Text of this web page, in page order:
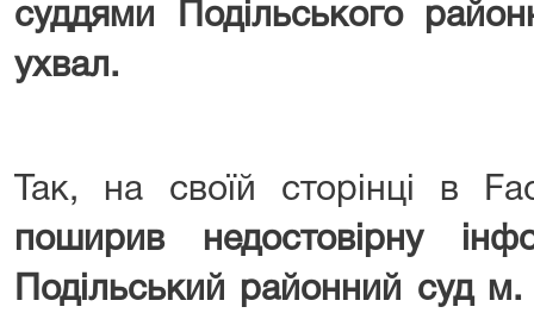
суддями Подільського
ухвал.
Так, на своїй сторінці в
поширив недостовірну
Подільський районний суд